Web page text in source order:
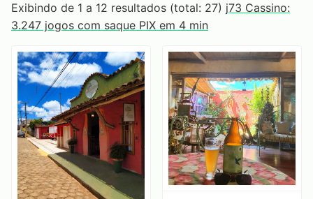
Vale do Jacu
Exibindo de 1 a 12 resultados (total: 27) j73 Cassino:
3.247 jogos com saque PIX em 4 min